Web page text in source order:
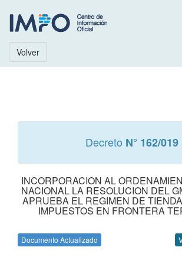
Volver
Decreto N° 162/019
INCORPORACION AL
NACIONAL LA RESOLUCION DEL
APRUEBA EL REGIMEN DE
IMPUESTOS EN FRONTERA
Documento Actualizado